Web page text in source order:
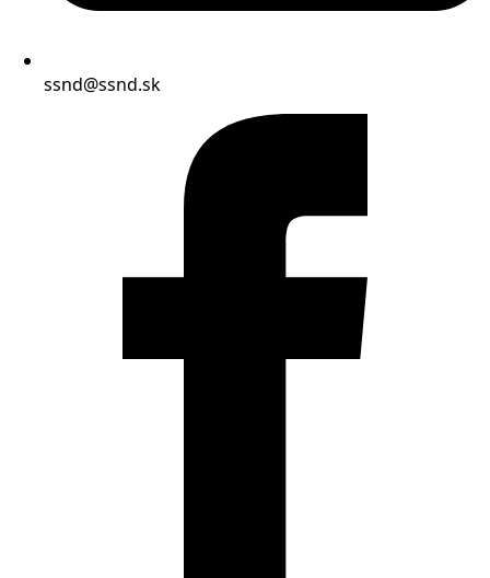
ssnd@ssnd.sk